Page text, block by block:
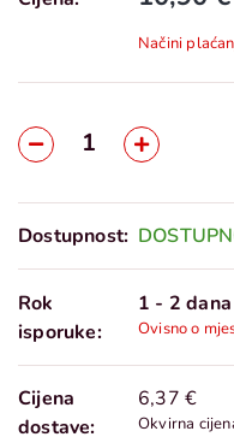
Načini
Dostupnost:
Rok
isporuke:
1 - 2 dana
Ovisno o
Cijena
dostave:
6,37 €
Okvirna